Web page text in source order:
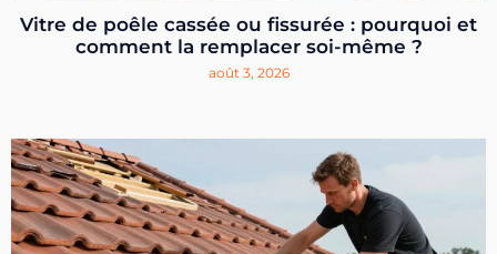
Vitre de poêle cassée ou fissurée : pourquoi et
comment la remplacer soi-même ?
août 3, 2026